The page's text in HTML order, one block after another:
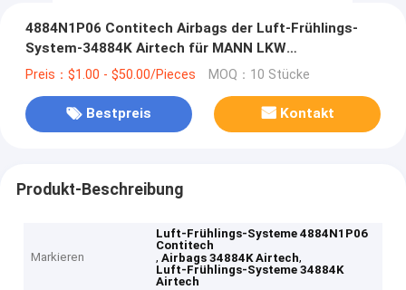
4884N1P06 Contitech Airbags der Luft-Frühlings-
System-34884K Airtech für MANN LKW
81.43600.6035
Preis：$1.00 - $50.00/Pieces MOQ：10 Stücke
Bestpreis Kontakt
Produkt-Beschreibung
Markieren
Luft-Frühlings-Systeme 4884N1P06
Contitech
,Airbags 34884K Airtech,
Luft-Frühlings-Systeme 34884K
Airtech